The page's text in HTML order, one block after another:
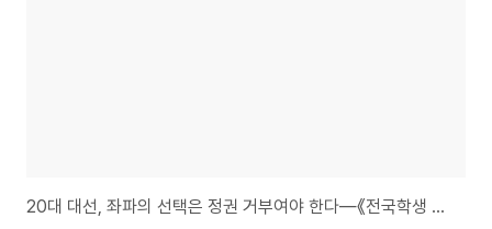
20대 대선, 좌파의 선택은 정권 거부여야 한다―《전국학생 행진》의 파산에 부쳐